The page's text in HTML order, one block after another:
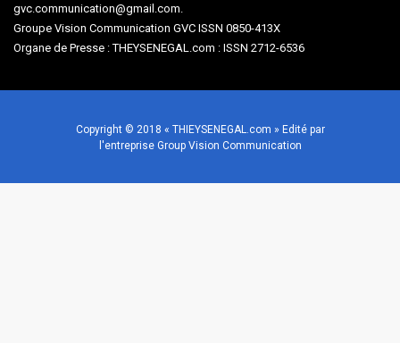
gvc.communication@gmail.com.
Groupe Vision Communication GVC ISSN 0850-413X
Organe de Presse : THEYSENEGAL.com : ISSN 2712-6536
Copyright © 2018 « THIEYSENEGAL.com » Edité par
l'entreprise Group Vision Communication